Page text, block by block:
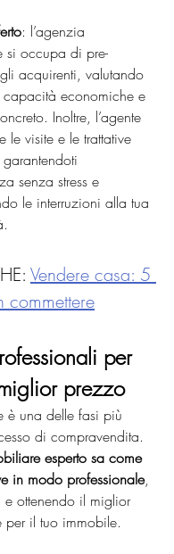
: l’agenzia
si occupa di pre-
acquirenti, valutando
capacità economiche e
Inoltre, l’agente
le visite e le trattative
senza stress e
le interruzioni alla tua
Vendere casa: 5
commettere
per
prezzo
è una delle fasi più
di compravendita.
esperto sa come
in modo professionale,
e ottenendo il miglior
per il tuo immobile.